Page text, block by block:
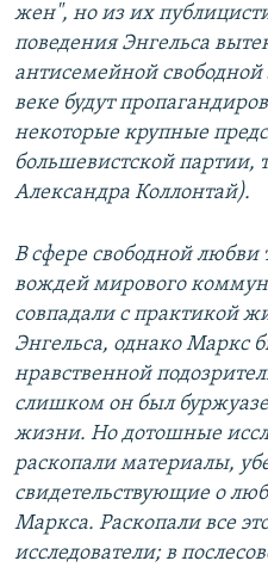
жен", но из их
поведения Энгельса
антисемейной
веке будут
некоторые крупные
большевистской партии,
Александра Коллонтай).
В сфере свободной любви
вождей мирового
совпадали с практикой
Энгельса, однако Маркс
нравственной
слишком он был
жизни. Но дотошные
раскопали материалы,
свидетельствующие о
Маркса. Раскопали все
исследователи; в